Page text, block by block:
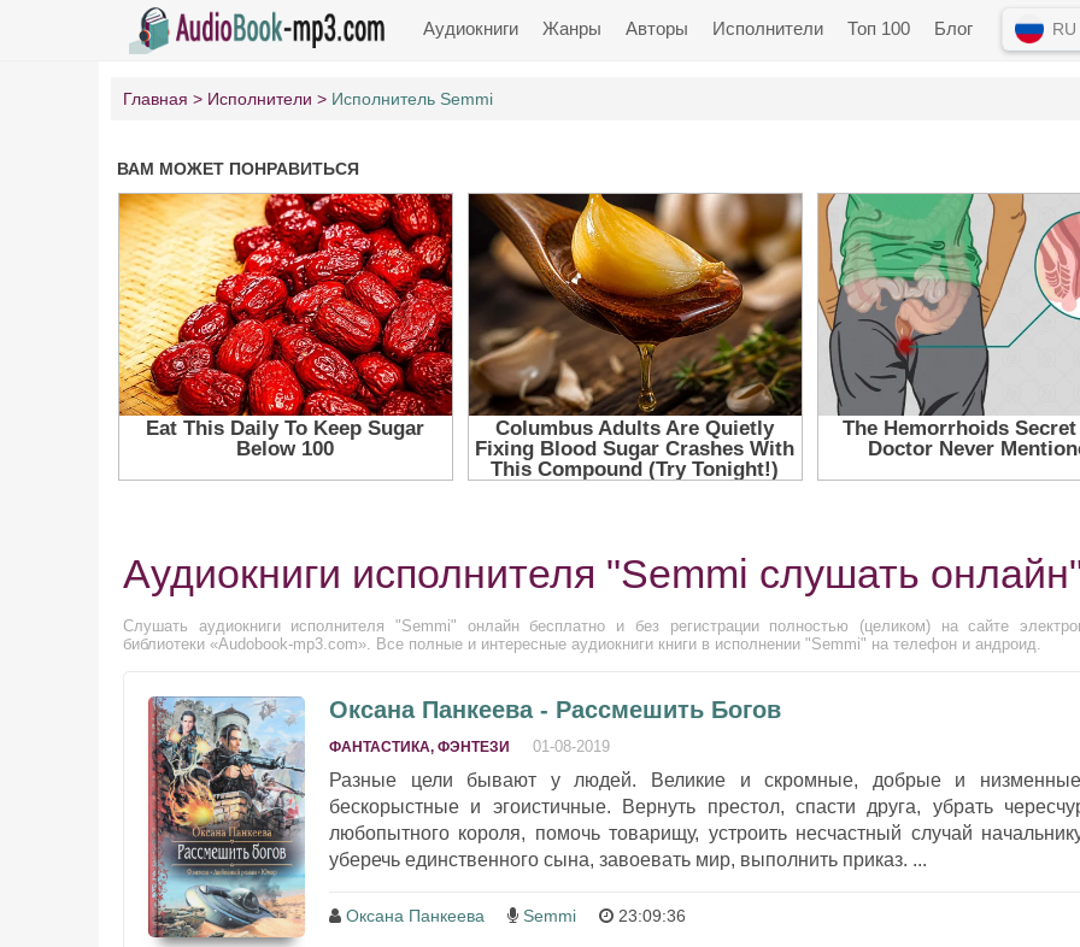
Аудиокниги Жанры Авторы Исполнители Топ 100 Блог RU
Главная Исполнители Исполнитель Semmi
Аудиокниги исполнителя "Semmi слушать
Слушать аудиокниги исполнителя "Semmi" онлайн бесплатно и без регистрации полностью (целиком) на сайте
библиотеки «Audobook-mp3.com». Все полные и интересные аудиокниги книги в исполнении "Semmi" на телефон и андроид.
Оксана Панкеева - Рассмешить Богов
ФАНТАСТИКА, ФЭНТЕЗИ 01-08-2019
Разные цели бывают у людей. Великие и скромные, добрые и
бескорыстные и эгоистичные. Вернуть престол, спасти друга, убрать
любопытного короля, помочь товарищу, устроить несчастный случай
уберечь единственного сына, завоевать мир, выполнить приказ. ...
Оксана Панкеева Semmi 23:09:36